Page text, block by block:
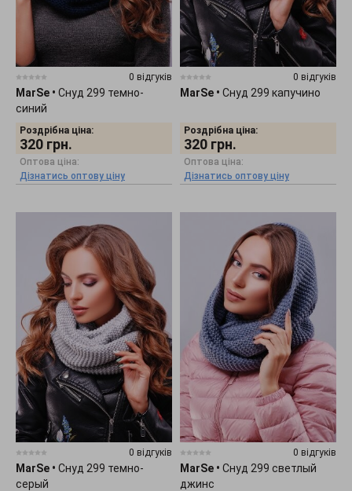
0 відгуків
MarSe • Снуд 299 темно-
синий
Роздрібна ціна:
320 грн.
Оптова ціна:
Дізнатись оптову ціну
0 відгуків
MarSe • Снуд 299 капучино
Роздрібна ціна:
320 грн.
Оптова ціна:
Дізнатись оптову ціну
0 відгуків
MarSe • Снуд 299 темно-
серый
0 відгуків
MarSe • Снуд 299 светлый
джинс